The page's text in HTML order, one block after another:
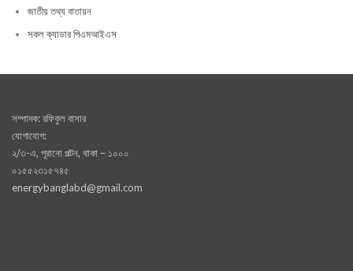
জাতীয় তথ্য বাতায়ন
সকল ক্যাডার পিএমআইএস
সম্পাদক: রফিকুল বাসার
যোগাযোগ:
২/৩-এ, পূরানো পল্টন, থাকা – ১০০০
০১৫৫২৩১৫৭৪৫
energybanglabd@gmail.com